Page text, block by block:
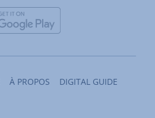
À PROPOS DIGITAL GUIDE